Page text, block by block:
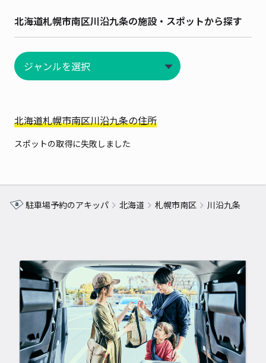
北海道札幌市南区川沿九条の施設・スポットから探す
北海道札幌市南区川沿九条の住所
スポットの取得に失敗しました
駐車場予約のアキッパ 北海道 札幌市南区 川沿九条